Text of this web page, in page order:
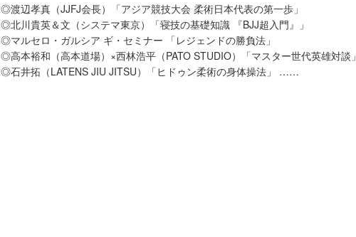
◎渡辺孝真（JJFJ会長）「アジア競技大会 柔術日本代表の第一歩」
◎北川貴英＆文（システマ東京）「寝技の基礎知識 『BJJ超入門』」
◎マルセロ・ガルシア ギ・セミナー 「レジェンドの勝負法」
◎高本裕和（高本道場）×西林浩平（PATO STUDIO）「マスター世代英雄対談」
◎石井拓（LATENS JIU JITSU）「ヒドゥン柔術の身体操法」 ……